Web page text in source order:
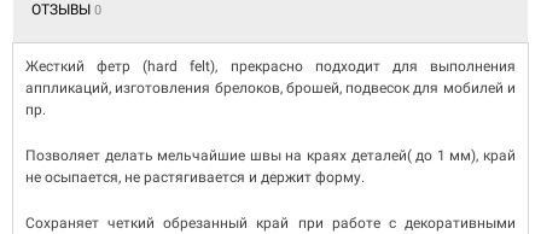
ОТЗЫВЫ 0
Жесткий фетр (hard felt), прекрасно подходит для выполнения
аппликаций, изготовления брелоков, брошей, подвесок для мобилей и
пр.
Позволяет делать мельчайшие швы на краях деталей( до 1 мм), край
не осыпается, не растягивается и держит форму.
Сохраняет четкий обрезанный край при работе с декоративными